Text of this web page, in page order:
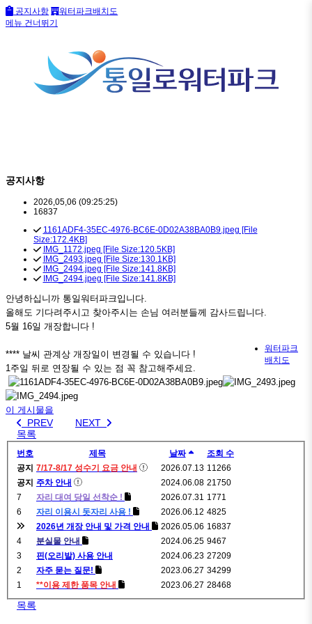
공지사항
워터파크배치도
메뉴 건너뛰기
공지사항
2026,05,06 (09:25:25)
16837
1161ADF4-35EC-4976-BC6E-0D02A38BA0B9.jpeg [File
Size:172.4KB]
IMG_1172.jpeg [File Size:120.5KB]
IMG_2493.jpeg [File Size:130.1KB]
IMG_2494.jpeg [File Size:141.8KB]
IMG_2494.jpeg [File Size:141.8KB]
안녕하십니까 통일워터파크입니다.
올해도 기다려주시고 찾아주시는 손님 여러분들께 감사드립니다.
5월 16일 개장합니다 !
**** 날씨 관계상 개장일이 변경될 수 있습니다 !
1주일 뒤로 연장될 수 있는 점 꼭 참고해주세요.
이 게시물을
PREV
NEXT
목록
번호 제목 날짜
조회 수
공지 7/17-8/17 성수기 요금 안내 2026.07.13 11266
공지 주차 안내 2024.06.08 21750
7
자리 대여 당일 선착순 ! 2026.07.31 1771
6
자리 이용시 돗자리 사용 ! 2026.06.12 4825
2026년 개장 안내 및 가격 안내
2026.05.06 16837
4
분실물 안내 2024.06.25 9467
3
핀(오리발) 사용 안내 2024.06.23 27209
2
자주 묻는 질문! 2023.06.27 34299
1
**이용 제한 품목 안내 2023.06.27 28468
목록
워터파크
배치도